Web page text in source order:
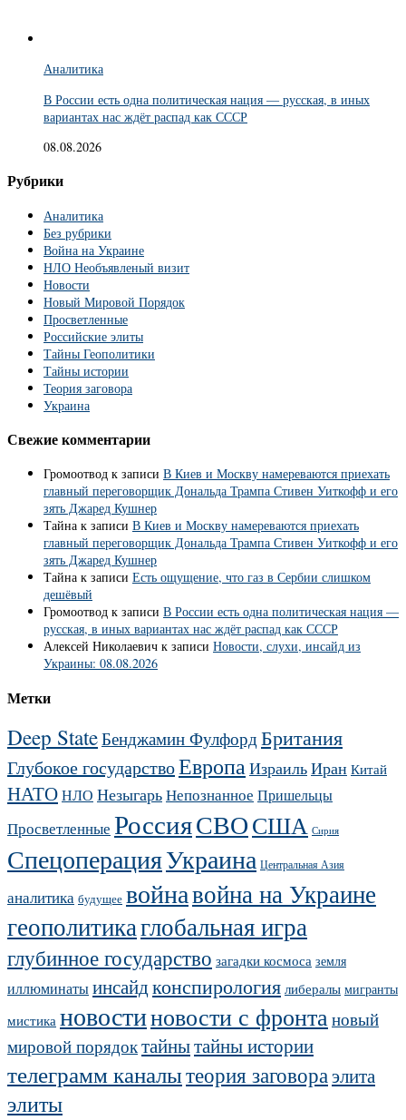
Аналитика
В России есть одна политическая нация — русская, в иных
вариантах нас ждёт распад как СССР
08.08.2026
Рубрики
Аналитика
Без рубрики
Война на Украине
НЛО Необъявленый визит
Новости
Новый Мировой Порядок
Просветленные
Российские элиты
Тайны Геополитики
Тайны истории
Теория заговора
Украина
Свежие комментарии
Громоотвод к записи В Киев и Москву намереваются приехать
главный переговорщик Дональда Трампа Стивен Уиткофф и его
зять Джаред Кушнер
Тайна к записи В Киев и Москву намереваются приехать
главный переговорщик Дональда Трампа Стивен Уиткофф и его
зять Джаред Кушнер
Тайна к записи Есть ощущение, что газ в Сербии слишком
дешёвый
Громоотвод к записи В России есть одна политическая нация —
русская, в иных вариантах нас ждёт распад как СССР
Алексей Николаевич к записи Новости, слухи, инсайд из
Украины: 08.08.2026
Метки
Deep StateБенджамин ФулфордБритания
Глубокое государствоЕвропаИзраильИран Китай
НАТОНЛО НезыгарьНепознанное Пришельцы
Просветленные РоссияСВОСША Сирия
СпецоперацияУкраина Центральная Азия
аналитика будущее войнавойна на Украине
геополитикаглобальная игра
глубинное государство загадки космоса земля
иллюминатыинсайдконспирология либералы мигранты
мистика новостиновости с фронтановый
мировой порядоктайнытайны истории
телеграмм каналытеория заговораэлита
элиты